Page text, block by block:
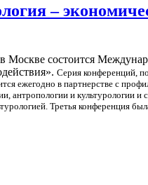
–
Москве состоится
Серия конференций,
ежегодно в партнерстве с
антропологии и культурологии и
Третья конференция